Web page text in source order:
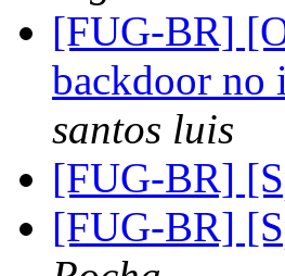
[FUG-BR]
backdoor no
santos luis
[FUG-BR]
[FUG-BR]